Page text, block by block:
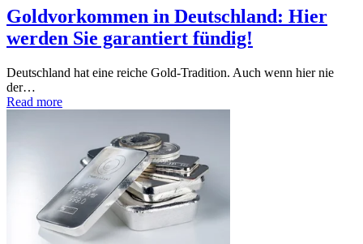
Goldvorkommen in Deutschland: Hier
werden Sie garantiert fündig!
Deutschland hat eine reiche Gold-Tradition. Auch wenn hier nie
der…
Read more